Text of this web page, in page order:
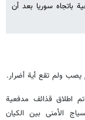
باتجاه سوریا بعد أن
ولم تقع أیة أضرار.
اطلاق قذائف مدفعیة
الأمنی بین الکیان